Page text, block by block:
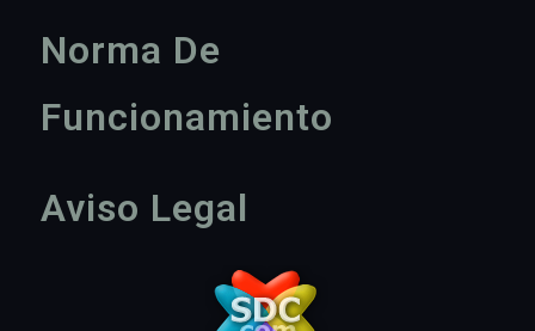
Norma De
Funcionamiento
Aviso Legal